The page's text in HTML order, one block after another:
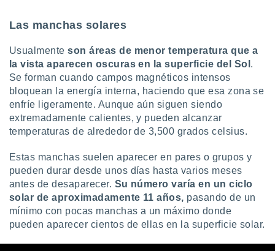
Las manchas solares
Usualmenteson áreas de menor temperatura que a
la vista aparecen oscuras en la superficie del Sol .
Se forman cuando campos magnéticos intensos
bloquean la energía interna, haciendo que esa zona se
enfríe ligeramente. Aunque aún siguen siendo
extremadamente calientes, y pueden alcanzar
temperaturas de alrededor de 3,500 grados celsius.
Estas manchas suelen aparecer en pares o grupos y
pueden durar desde unos días hasta varios meses
antes de desaparecer. Su número varía en un ciclo
solar de aproximadamente 11 años, pasando de un
mínimo con pocas manchas a un máximo donde
pueden aparecer cientos de ellas en la superficie solar.